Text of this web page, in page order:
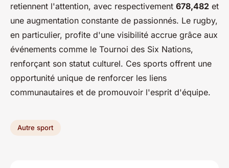
retiennent l'attention, avec respectivement 678,482 et
une augmentation constante de passionnés. Le rugby,
en particulier, profite d'une visibilité accrue grâce aux
événements comme le Tournoi des Six Nations,
renforçant son statut culturel. Ces sports offrent une
opportunité unique de renforcer les liens
communautaires et de promouvoir l'esprit d'équipe.
Autre sport